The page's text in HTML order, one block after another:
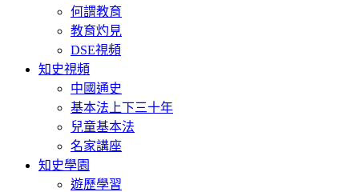
何謂教育
教育灼見
DSE視頻
知史視頻
中國通史
基本法上下三十年
兒童基本法
名家講座
知史學園
遊歷學習